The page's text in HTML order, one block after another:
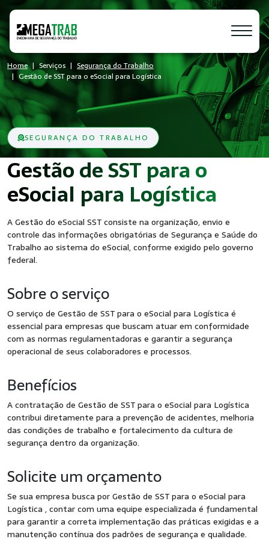
Home Serviços
Segurança do Trabalho
Gestão de SST para o eSocial para Logística
SEGURANÇA DO TRABALHO
Gestão de SST para o
eSocial para Logística
A Gestão do eSocial SST consiste na organização, envio e
controle das informações obrigatórias de Segurança e Saúde do
Trabalho ao sistema do eSocial, conforme exigido pelo governo
federal.
Sobre o serviço
O serviço de Gestão de SST para o eSocial para Logística é
essencial para empresas que buscam atuar em conformidade
com as normas regulamentadoras e garantir a segurança
operacional de seus colaboradores e processos.
Benefícios
A contratação de Gestão de SST para o eSocial para Logística
contribui diretamente para a prevenção de acidentes, melhoria
das condições de trabalho e fortalecimento da cultura de
segurança dentro da organização.
Solicite um orçamento
Se sua empresa busca por Gestão de SST para o eSocial para
Logística , contar com uma equipe especializada é fundamental
para garantir a correta implementação das práticas exigidas e a
manutenção contínua dos padrões de segurança e qualidade.